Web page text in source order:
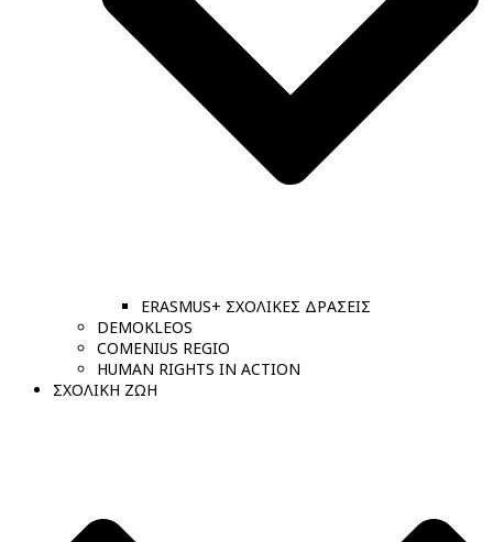
ERASMUS+ ΣΧΟΛΙΚΕΣ ΔΡΑΣΕΙΣ
DEMOKLEOS
COMENIUS REGIO
HUMAN RIGHTS IN ACTION
ΣΧΟΛΙΚΗ ΖΩΗ